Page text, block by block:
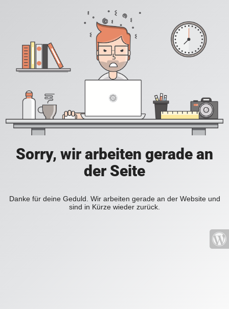
Sorry, wir arbeiten gerade an
der Seite
Danke für deine Geduld. Wir arbeiten gerade an der Website und
sind in Kürze wieder zurück.